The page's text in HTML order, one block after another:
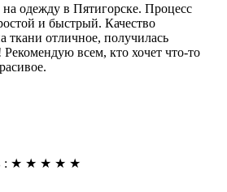
одежду в Пятигорске. Процесс
и быстрый. Качество
ткани отличное, получилась
Рекомендую всем, кто хочет что-то
: ★ ★ ★ ★ ★